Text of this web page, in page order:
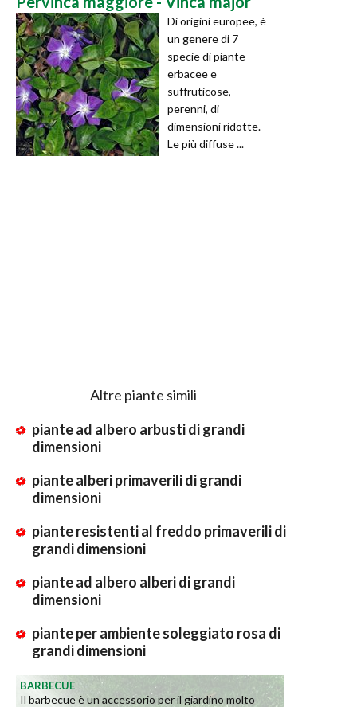
Di origini europee, è
un genere di 7
specie di piante
erbacee e
suffruticose,
perenni, di
dimensioni ridotte.
Le più diffuse ...
Altre piante simili
piante ad albero arbusti di grandi
dimensioni
piante alberi primaverili di grandi
dimensioni
piante resistenti al freddo primaverili di
grandi dimensioni
piante ad albero alberi di grandi
dimensioni
piante per ambiente soleggiato rosa di
grandi dimensioni
BARBECUE
Il barbecue è un accessorio per il giardino molto